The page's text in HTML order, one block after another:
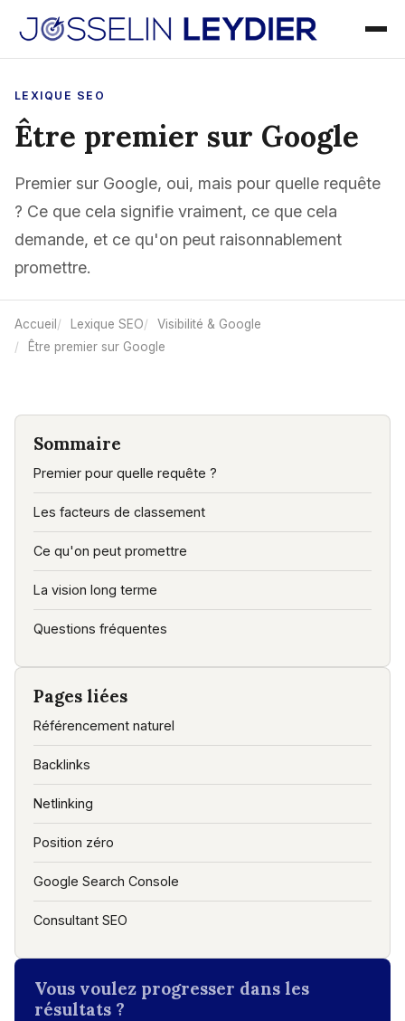
LEXIQUE SEO
Être premier sur Google
Premier sur Google, oui, mais pour quelle requête
? Ce que cela signifie vraiment, ce que cela
demande, et ce qu'on peut raisonnablement
promettre.
Accueil Lexique SEO
Visibilité & Google
Être premier sur Google
Sommaire
Premier pour quelle requête ?
Les facteurs de classement
Ce qu'on peut promettre
La vision long terme
Questions fréquentes
Pages liées
Référencement naturel
Backlinks
Netlinking
Position zéro
Google Search Console
Consultant SEO
Vous voulez progresser dans les
résultats ?